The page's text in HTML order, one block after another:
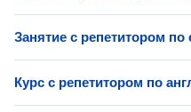
Занятие с репетитором
Курс с репетитором по